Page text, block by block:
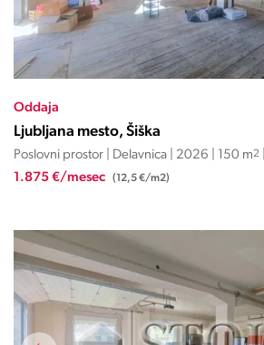
Oddaja
Ljubljana mesto, Šiška
Poslovni prostor | Delavnica | 2026 | 150 m2
1.875 €/mesec (12,5 €/m2)